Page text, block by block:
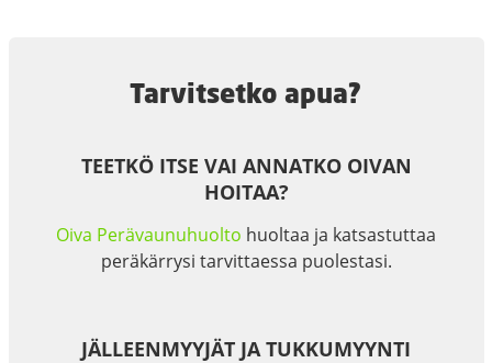
Tarvitsetko apua?
TEETKÖ ITSE VAI ANNATKO OIVAN
HOITAA?
Oiva Perävaunuhuolto huoltaa ja katsastuttaa
peräkärrysi tarvittaessa puolestasi.
JÄLLEENMYYJÄT JA TUKKUMYYNTI